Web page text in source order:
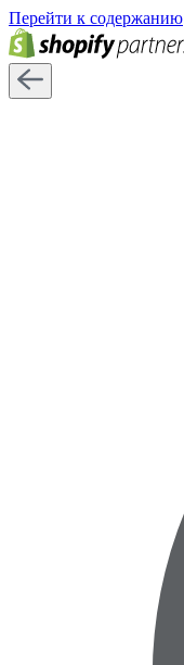
Перейти к содержанию